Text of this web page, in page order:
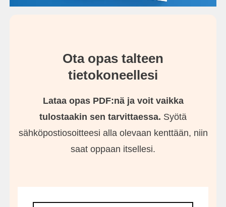
Ota opas talteen
tietokoneellesi
Lataa opas PDF:nä ja voit vaikka
tulostaakin sen tarvittaessa. Syötä
sähköpostiosoitteesi alla olevaan kenttään, niin
saat oppaan itsellesi.